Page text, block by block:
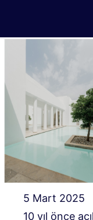
5 Mart 2025
10 yıl önce